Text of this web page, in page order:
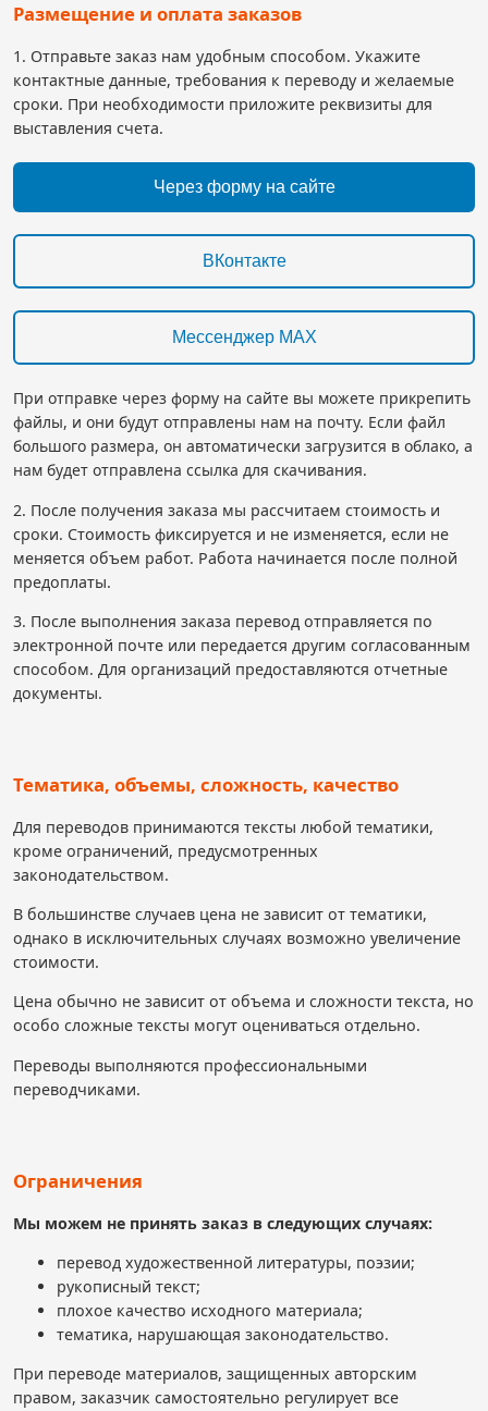
Размещение и оплата заказов
1. Отправьте заказ нам удобным способом. Укажите
контактные данные, требования к переводу и желаемые
сроки. При необходимости приложите реквизиты для
выставления счета.
Через форму на сайте
ВКонтакте
Мессенджер MAX
При отправке через форму на сайте вы можете прикрепить
файлы, и они будут отправлены нам на почту. Если файл
большого размера, он автоматически загрузится в облако, а
нам будет отправлена ссылка для скачивания.
2. После получения заказа мы рассчитаем стоимость и
сроки. Стоимость фиксируется и не изменяется, если не
меняется объем работ. Работа начинается после полной
предоплаты.
3. После выполнения заказа перевод отправляется по
электронной почте или передается другим согласованным
способом. Для организаций предоставляются отчетные
документы.
Тематика, объемы, сложность, качество
Для переводов принимаются тексты любой тематики,
кроме ограничений, предусмотренных
законодательством.
В большинстве случаев цена не зависит от тематики,
однако в исключительных случаях возможно увеличение
стоимости.
Цена обычно не зависит от объема и сложности текста, но
особо сложные тексты могут оцениваться отдельно.
Переводы выполняются профессиональными
переводчиками.
Ограничения
Мы можем не принять заказ в следующих случаях:
перевод художественной литературы, поэзии;
рукописный текст;
плохое качество исходного материала;
тематика, нарушающая законодательство.
При переводе материалов, защищенных авторским
правом, заказчик самостоятельно регулирует все